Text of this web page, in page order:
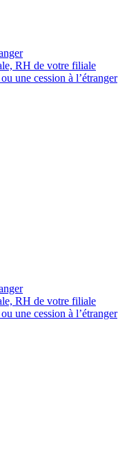
RH de votre filiale
une cession à l’étranger
RH de votre filiale
une cession à l’étranger